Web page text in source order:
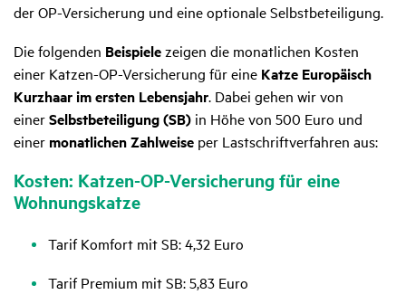
der OP-Versicherung und eine optionale Selbstbeteiligung.
Die folgenden Beispielezeigen die monatlichen Kosten
einer Katzen-OP-Versicherung für eine Katze Europäisch
Kurzhaar im ersten Lebensjahr. Dabei gehen wir von
einerSelbstbeteiligung (SB) in Höhe von 500 Euro und
einer monatlichen Zahlweise per Lastschriftverfahren aus:
Kosten: Katzen-OP-Versi­che­rung für eine
Wohnungs­katze
Tarif Komfort mit SB: 4,32 Euro
Tarif Premium mit SB: 5,83 Euro